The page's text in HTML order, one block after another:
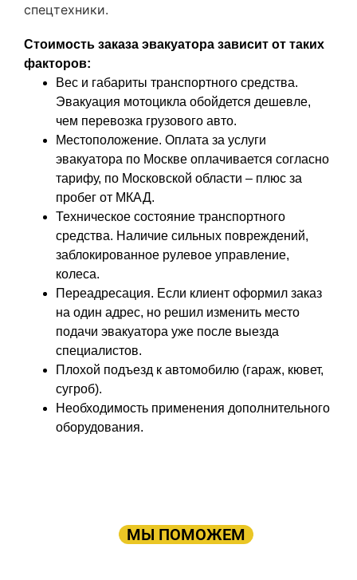
спецтехники.
Стоимость заказа эвакуатора зависит от таких
факторов:
Вес и габариты транспортного средства.
Эвакуация мотоцикла обойдется дешевле,
чем перевозка грузового авто.
Местоположение. Оплата за услуги
эвакуатора по Москве оплачивается согласно
тарифу, по Московской области – плюс за
пробег от МКАД.
Техническое состояние транспортного
средства. Наличие сильных повреждений,
заблокированное рулевое управление,
колеса.
Переадресация. Если клиент оформил заказ
на один адрес, но решил изменить место
подачи эвакуатора уже после выезда
специалистов.
Плохой подъезд к автомобилю (гараж, кювет,
сугроб).
Необходимость применения дополнительного
оборудования.
МЫ ПОМОЖЕМ